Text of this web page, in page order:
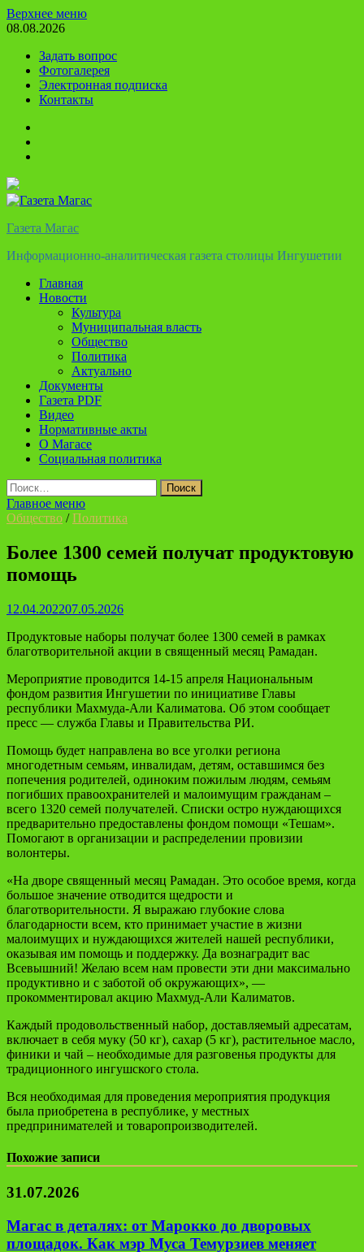
Перейти
к
Верхнее меню
08.08.2026
Задать вопрос
Фотогалерея
Электронная подписка
Контакты
Газета Магас
Информационно-аналитическая газета столицы Ингушетии
Главная
Новости
Культура
Муниципальная власть
Общество
Политика
Актуально
Документы
Газета PDF
Видео
Нормативные акты
О Магасе
Социальная политика
Найти:
Главное меню
Общество /Политика
Более 1300 семей получат продуктовую
помощь
12.04.202207.05.2026
Продуктовые наборы получат более 1300 семей в рамках
благотворительной акции в священный месяц Рамадан.
Мероприятие проводится 14-15 апреля Национальным
фондом развития Ингушетии по инициативе Главы
республики Махмуда-Али Калиматова. Об этом сообщает
пресс — служба Главы и Правительства РИ.
Помощь будет направлена во все уголки региона
многодетным семьям, инвалидам, детям, оставшимся без
попечения родителей, одиноким пожилым людям, семьям
погибших правоохранителей и малоимущим гражданам –
всего 1320 семей получателей. Списки остро нуждающихся
предварительно предоставлены фондом помощи «Тешам».
Помогают в организации и распределении провизии
волонтеры.
«На дворе священный месяц Рамадан. Это особое время, когда
большое значение отводится щедрости и
благотворительности. Я выражаю глубокие слова
благодарности всем, кто принимает участие в жизни
малоимущих и нуждающихся жителей нашей республики,
оказывая им помощь и поддержку. Да вознаградит вас
Всевышний! Желаю всем нам провести эти дни максимально
продуктивно и с заботой об окружающих», —
прокомментировал акцию Махмуд-Али Калиматов.
Каждый продовольственный набор, доставляемый адресатам,
включает в себя муку (50 кг), сахар (5 кг), растительное масло,
финики и чай – необходимые для разговенья продукты для
традиционного ингушского стола.
Вся необходимая для проведения мероприятия продукция
была приобретена в республике, у местных
предпринимателей и товаропроизводителей.
Похожие записи
31.07.2026
Магас в деталях: от Марокко до дворовых
площадок. Как мэр Муса Темурзиев меняет